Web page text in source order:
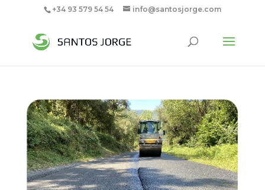
+34 93 579 54 54 info@santosjorge.com